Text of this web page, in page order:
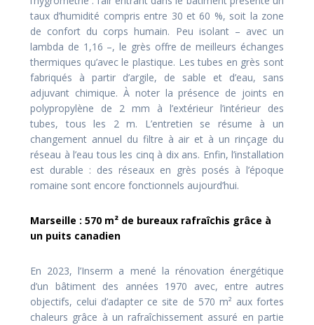
taux d’humidité compris entre 30 et 60 %, soit la zone
de confort du corps humain. Peu isolant – avec un
lambda de 1,16 –, le grès offre de meilleurs échanges
thermiques qu’avec le plastique. Les tubes en grès sont
fabriqués à partir d’argile, de sable et d’eau, sans
adjuvant chimique. À noter la présence de joints en
polypropylène de 2 mm à l’extérieur l’intérieur des
tubes, tous les 2 m. L’entretien se résume à un
changement annuel du filtre à air et à un rinçage du
réseau à l’eau tous les cinq à dix ans. Enfin, l’installation
est durable : des réseaux en grès posés à l’époque
romaine sont encore fonctionnels aujourd’hui.
Marseille : 570 m² de bureaux rafraîchis grâce à
un puits canadien
En 2023, l’Inserm a mené la rénovation énergétique
d’un bâtiment des années 1970 avec, entre autres
objectifs, celui d’adapter ce site de 570 m² aux fortes
chaleurs grâce à un rafraîchissement assuré en partie